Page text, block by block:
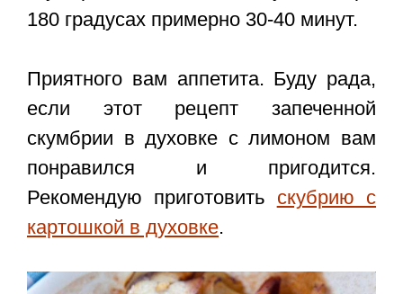
180 градусах примерно 30-40 минут.
Приятного вам аппетита. Буду рада,
если этот рецепт запеченной
скумбрии в духовке с лимоном вам
понравился и пригодится.
Рекомендую приготовить скубрию с
картошкой в духовке.